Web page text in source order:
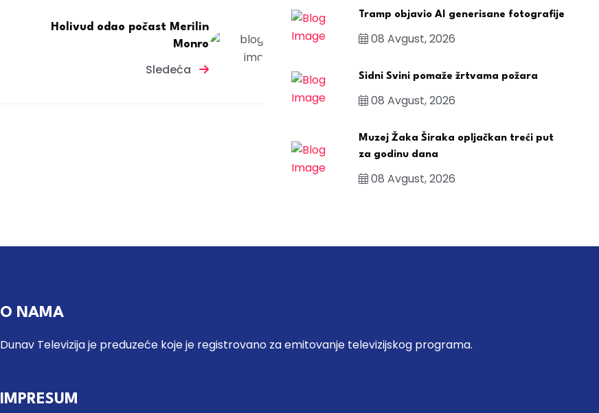
Holivud odao počast Merilin
Monro
Sledeća
Tramp objavio AI generisane fotografije
08 Avgust, 2026
Sidni Svini pomaže žrtvama požara
08 Avgust, 2026
Muzej Žaka Širaka opljačkan treći put
za godinu dana
08 Avgust, 2026
O NAMA
Dunav Televizija je preduzeće koje je registrovano za emitovanje televizijskog programa.
IMPRESUM